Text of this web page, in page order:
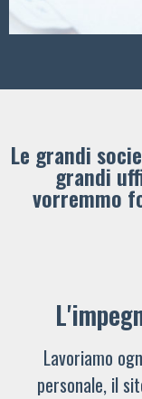
Le grandi
grandi
vorremmo
Lavoriamo
personale, il